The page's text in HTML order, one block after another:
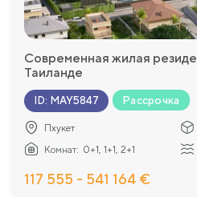
Современная жилая
Таиланде
ID: MAY5847 Рассрочка
Пхукет
Комнат: 0+1, 1+1, 2+1
117 555 - 541 164 €